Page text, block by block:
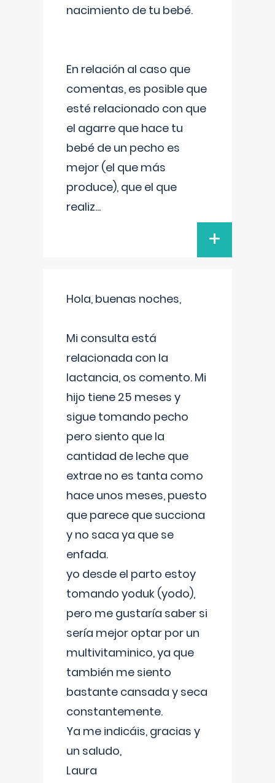
nacimiento de tu bebé.
En relación al caso que
comentas, es posible que
esté relacionado con que
el agarre que hace tu
bebé de un pecho es
mejor (el que más
produce), que el que
realiz...
+
Hola, buenas noches,
Mi consulta está
relacionada con la
lactancia, os comento. Mi
hijo tiene 25 meses y
sigue tomando pecho
pero siento que la
cantidad de leche que
extrae no es tanta como
hace unos meses, puesto
que parece que succiona
y no saca ya que se
enfada.
yo desde el parto estoy
tomando yoduk (yodo),
pero me gustaría saber si
sería mejor optar por un
multivitaminico, ya que
también me siento
bastante cansada y seca
constantemente.
Ya me indicáis, gracias y
un saludo,
Laura